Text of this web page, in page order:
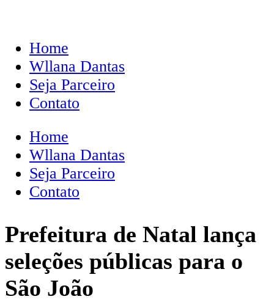
Home
Wllana Dantas
Seja Parceiro
Contato
Home
Wllana Dantas
Seja Parceiro
Contato
Prefeitura de Natal lança
seleções públicas para o
São João